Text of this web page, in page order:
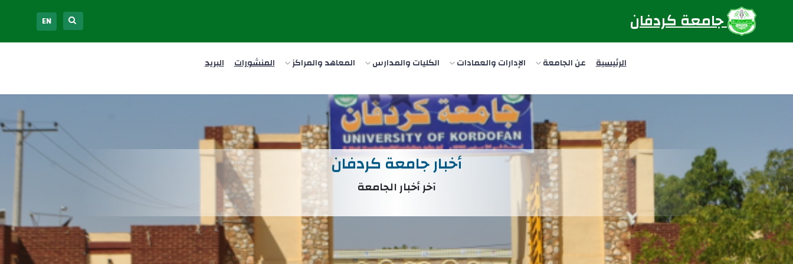
جامعة كردفان EN
الرئيسية عن الجامعة الإدارات والعمادات الكليات والمدارس المعاهد والمراكز المنشورات البريد
أخبار جامعة كردفان
آخر أخبار الجامعة